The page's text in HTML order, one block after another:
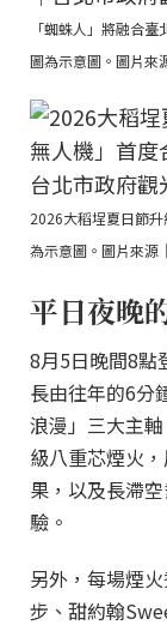
「蜘蛛人」將融合
圖為示意圖。圖片來
2026大稻埕夏日節
為示意圖。圖片來源
平日夜晚
8月5日晚間8點
長由往年的6分
浪漫」三大主
級八重芯煙火
果，以及長滯
驗。
另外，每場煙
步、甜約翰